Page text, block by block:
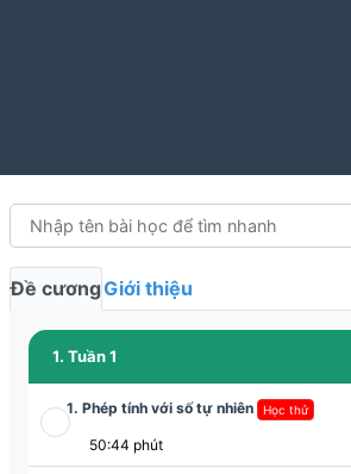
Đề cươngGiới thiệu
1. Tuần 1
1. Phép tính với số tự nhiên Học thử
50:44 phút